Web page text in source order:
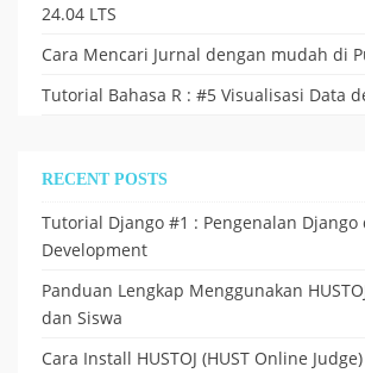
24.04 LTS
Cara Mencari Jurnal dengan mudah di
Tutorial Bahasa R : #5 Visualisasi Data
RECENT POSTS
Tutorial Django #1 : Pengenalan Django
Development
Panduan Lengkap Menggunakan
dan Siswa
Cara Install HUSTOJ (HUST Online